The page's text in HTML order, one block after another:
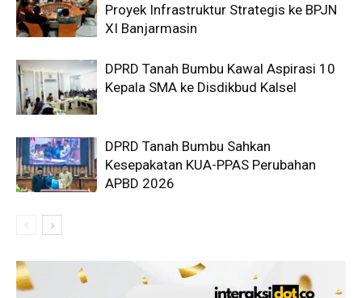
Proyek Infrastruktur Strategis ke BPJN
XI Banjarmasin
DPRD Tanah Bumbu Kawal Aspirasi 10
Kepala SMA ke Disdikbud Kalsel
DPRD Tanah Bumbu Sahkan
Kesepakatan KUA-PPAS Perubahan
APBD 2026